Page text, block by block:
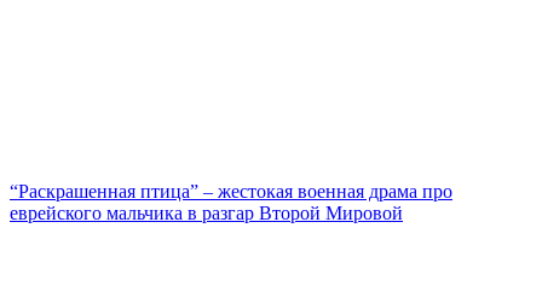
“Раскрашенная птица” – жестокая военная драма про
еврейского мальчика в разгар Второй Мировой